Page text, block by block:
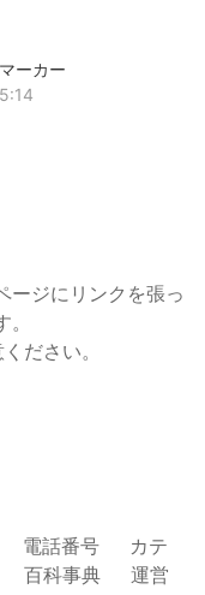
ーカー
ージにリンクを張っ
ださい。
電話番号
カテ
百科事典
運営